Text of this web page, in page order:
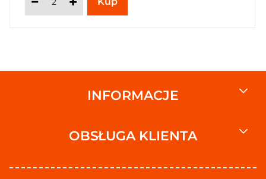
INFORMACJE
OBSŁUGA KLIENTA